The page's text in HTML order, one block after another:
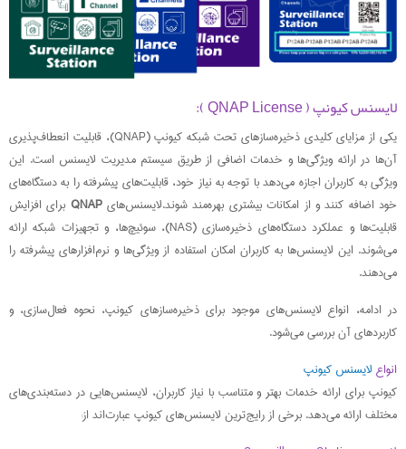
لایسنس کیونپ ( QNAP License ):
یکی از مزایای کلیدی ذخیره‌سازهای تحت شبکه کیونپ (QNAP)، قابلیت انعطاف‌پذیری
آن‌ها در ارائه ویژگی‌ها و خدمات اضافی از طریق سیستم مدیریت لایسنس است. این
ویژگی به کاربران اجازه می‌دهد با توجه به نیاز خود، قابلیت‌های پیشرفته را به دستگاه‌های
خود اضافه کنند و از امکانات بیشتری بهره‌مند شوند.لایسنس‌هایQNAP برای افزایش
قابلیت‌ها و عملکرد دستگاه‌های ذخیره‌سازی (NAS)، سوئیچ‌ها، و تجهیزات شبکه ارائه
می‌شوند. این لایسنس‌ها به کاربران امکان استفاده از ویژگی‌ها و نرم‌افزارهای پیشرفته را
می‌دهند.
در ادامه، انواع لایسنس‌های موجود برای ذخیره‌سازهای کیونپ، نحوه فعال‌سازی، و
کاربردهای آن بررسی می‌شود.
انواع لایسنس‌ کیونپ
کیونپ برای ارائه خدمات بهتر و متناسب با نیاز کاربران، لایسنس‌هایی در دسته‌بندی‌های
مختلف ارائه می‌دهد. برخی از رایج‌ترین لایسنس‌های کیونپ عبارت‌اند از: